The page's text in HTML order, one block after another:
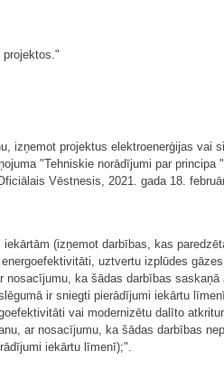
izņemot projektus elektroenerģijas vai
"Tehniskie norādījumi par principa
Vēstnesis, 2021. gada 18.
(izņemot darbības, kas
uztvertu izplūdes
ka šādas darbības
ir sniegti pierādījumi iekārtu
vai modernizētu dalīto
ar nosacījumu, ka šādas darbības
iekārtu līmenī);".